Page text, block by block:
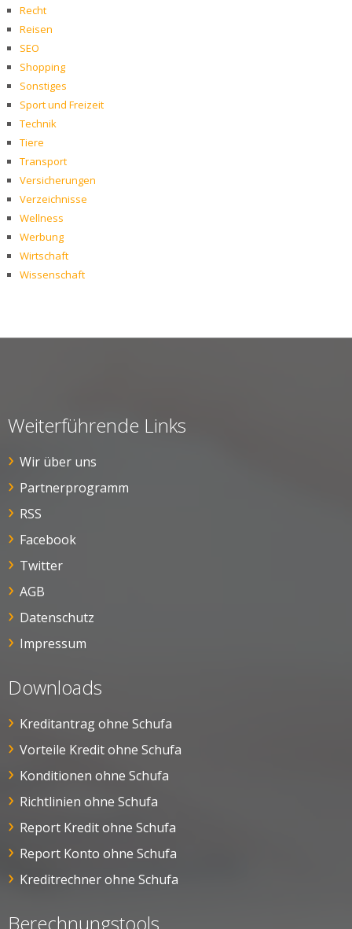
Recht
Reisen
SEO
Shopping
Sonstiges
Sport und Freizeit
Technik
Tiere
Transport
Versicherungen
Verzeichnisse
Wellness
Werbung
Wirtschaft
Wissenschaft
Weiterführende Links
Wir über uns
Partnerprogramm
RSS
Facebook
Twitter
AGB
Datenschutz
Impressum
Downloads
Kreditantrag ohne Schufa
Vorteile Kredit ohne Schufa
Konditionen ohne Schufa
Richtlinien ohne Schufa
Report Kredit ohne Schufa
Report Konto ohne Schufa
Kreditrechner ohne Schufa
Berechnungstools